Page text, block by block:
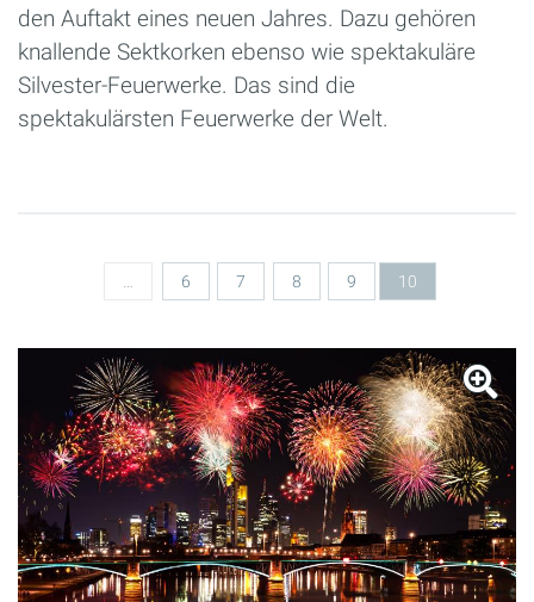
den Auftakt eines neuen Jahres. Dazu gehören
knallende Sektkorken ebenso wie spektakuläre
Silvester-Feuerwerke. Das sind die
spektakulärsten Feuerwerke der Welt.
6 7 8 9 10